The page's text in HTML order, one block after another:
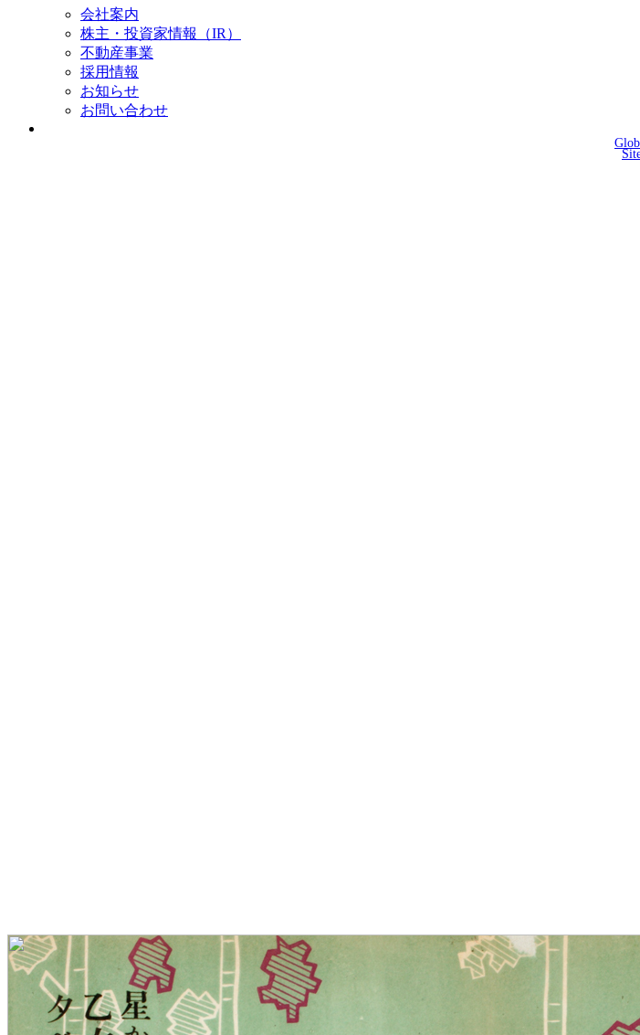
会社案内
株主・投資家情報（IR）
不動産事業
採用情報
お知らせ
お問い合わせ